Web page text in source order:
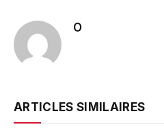
O
ARTICLES SIMILAIRES